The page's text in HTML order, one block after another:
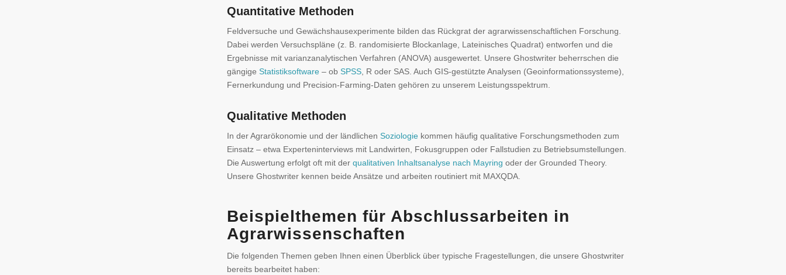
Quantitative Methoden
Feldversuche und Gewächshausexperimente bilden das Rückgrat der agrarwissenschaftlichen Forschung.
Dabei werden Versuchspläne (z. B. randomisierte Blockanlage, Lateinisches Quadrat) entworfen und die
Ergebnisse mit varianzanalytischen Verfahren (ANOVA) ausgewertet. Unsere Ghostwriter beherrschen die
gängige Statistiksoftware– ob SPSS, R oder SAS. Auch GIS-gestützte Analysen (Geoinformationssysteme),
Fernerkundung und Precision-Farming-Daten gehören zu unserem Leistungsspektrum.
Qualitative Methoden
In der Agrarökonomie und der ländlichen Soziologiekommen häufig qualitative Forschungsmethoden zum
Einsatz – etwa Experteninterviews mit Landwirten, Fokusgruppen oder Fallstudien zu Betriebsumstellungen.
Die Auswertung erfolgt oft mit der qualitativen Inhaltsanalyse nach Mayring oder der Grounded Theory.
Unsere Ghostwriter kennen beide Ansätze und arbeiten routiniert mit MAXQDA.
Beispielthemen für Abschlussarbeiten in
Agrarwissenschaften
Die folgenden Themen geben Ihnen einen Überblick über typische Fragestellungen, die unsere Ghostwriter
bereits bearbeitet haben: